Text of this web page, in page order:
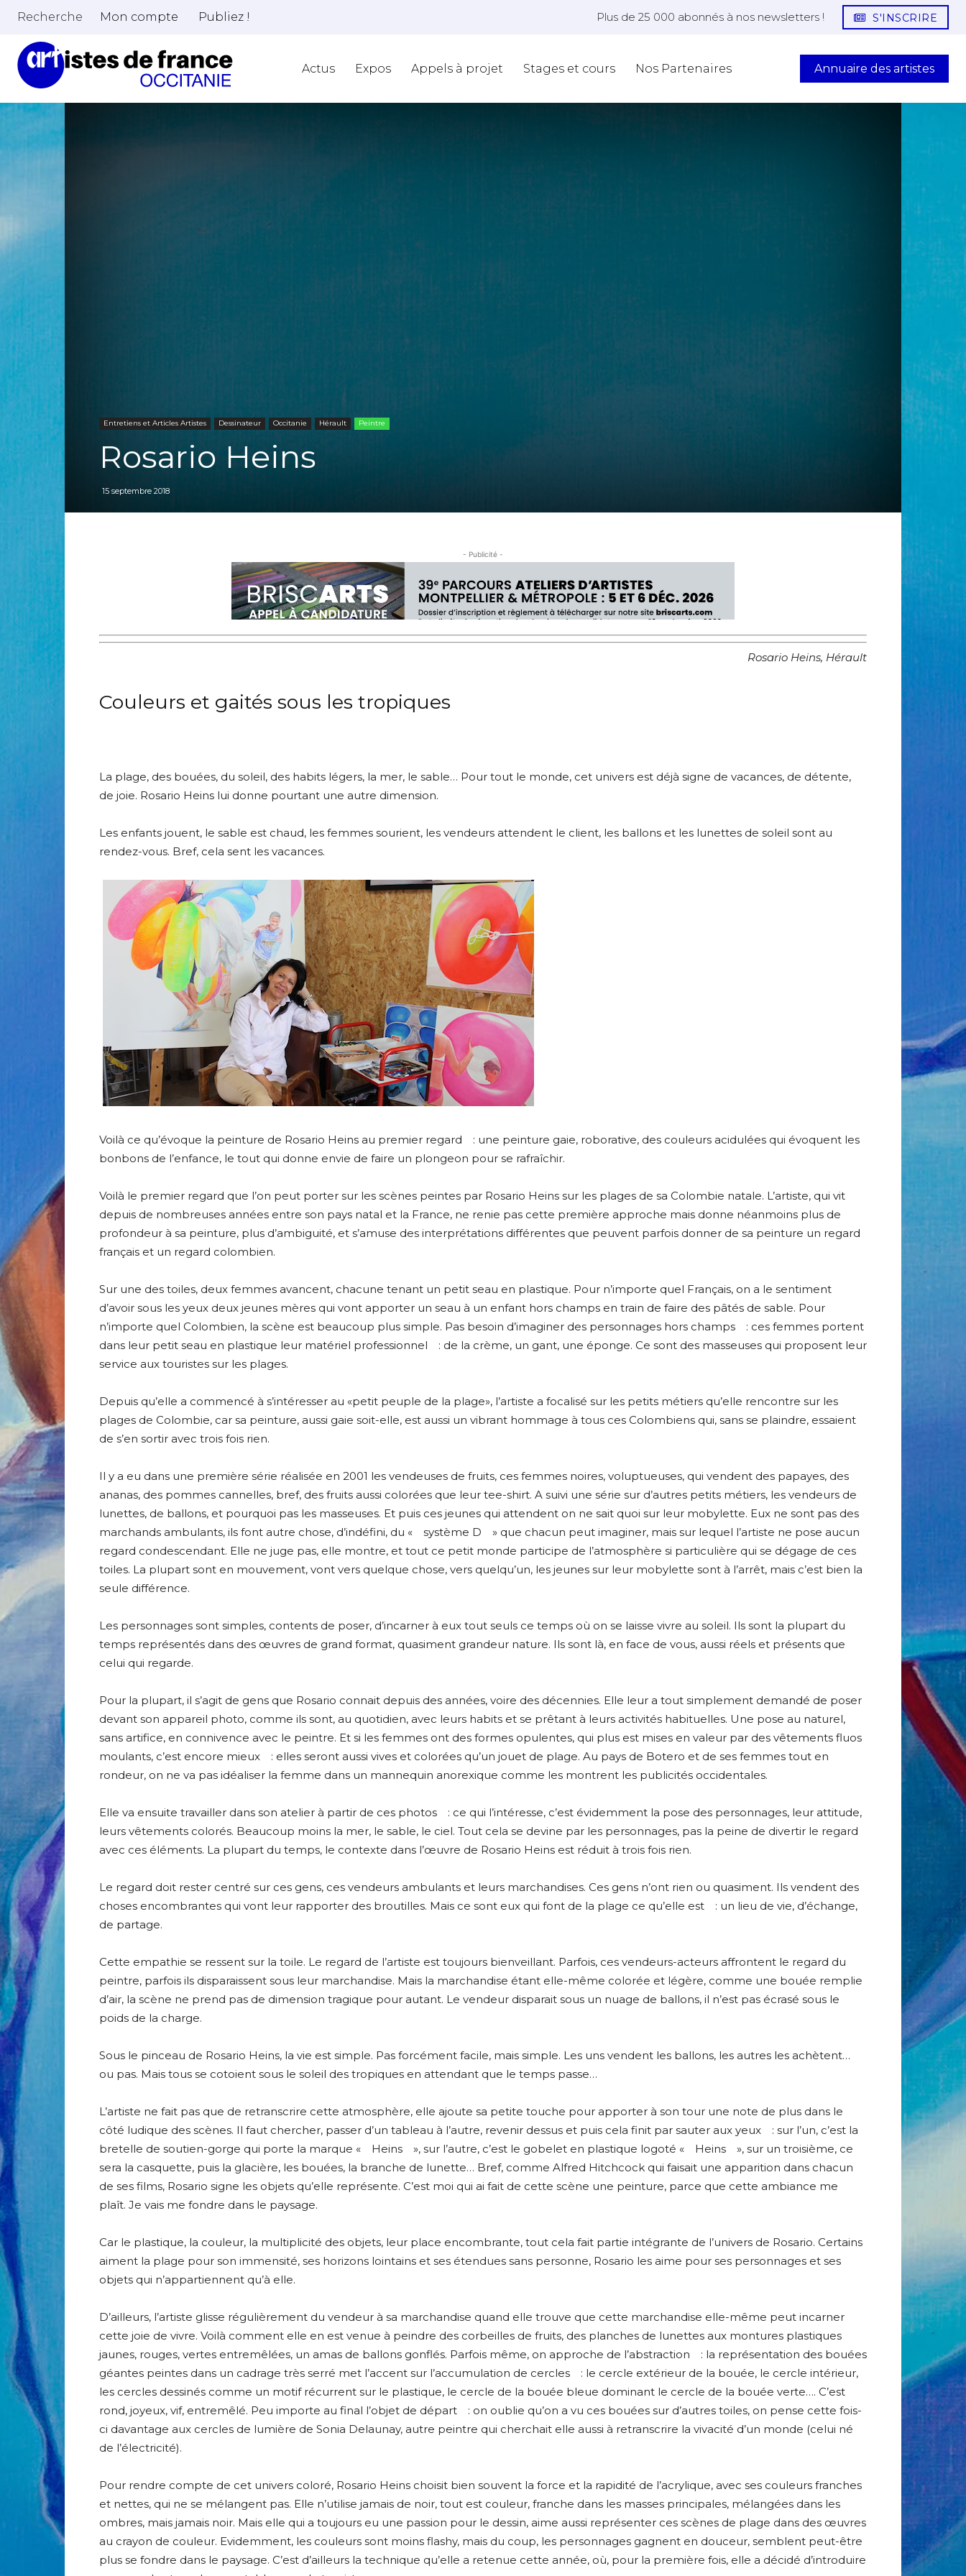
Adresse email*
Nom
Prénom
Statut / Organisation
J'accepte lestermes et conditions
* Champ obligatoire
Adresse email*
Prénom
J'accepte lestermes et conditions
Recherche Mon compte Publiez ! Plus de 25 000 abonnés à nos newsletters ! S'INSCRIRE
Actus Expos Appels à projet Stages et cours Nos Partenaires Annuaire des artistes
Entretiens et Articles Artistes Dessinateur Occitanie Hérault Peintre
Rosario Heins
15 septembre 2018
- Publicité -
Rosario Heins, Hérault
Couleurs et gaités sous les tropiques
La plage, des bouées, du soleil, des habits légers, la mer, le sable… Pour tout le monde, cet univers est déjà signe de vacances, de détente,
de joie. Rosario Heins lui donne pourtant une autre dimension.
Les enfants jouent, le sable est chaud, les femmes sourient, les vendeurs attendent le client, les ballons et les lunettes de soleil sont au
rendez-vous. Bref, cela sent les vacances.
Voilà ce qu’évoque la peinture de Rosario Heins au premier regard : une peinture gaie, roborative, des couleurs acidulées qui évoquent les
bonbons de l’enfance, le tout qui donne envie de faire un plongeon pour se rafraîchir.
Voilà le premier regard que l’on peut porter sur les scènes peintes par Rosario Heins sur les plages de sa Colombie natale. L’artiste, qui vit
depuis de nombreuses années entre son pays natal et la France, ne renie pas cette première approche mais donne néanmoins plus de
profondeur à sa peinture, plus d’ambiguité, et s’amuse des interprétations différentes que peuvent parfois donner de sa peinture un regard
français et un regard colombien.
Sur une des toiles, deux femmes avancent, chacune tenant un petit seau en plastique. Pour n’importe quel Français, on a le sentiment
d’avoir sous les yeux deux jeunes mères qui vont apporter un seau à un enfant hors champs en train de faire des pâtés de sable. Pour
n’importe quel Colombien, la scène est beaucoup plus simple. Pas besoin d’imaginer des personnages hors champs : ces femmes portent
dans leur petit seau en plastique leur matériel professionnel : de la crème, un gant, une éponge. Ce sont des masseuses qui proposent leur
service aux touristes sur les plages.
Depuis qu’elle a commencé à s’intéresser au «petit peuple de la plage», l’artiste a focalisé sur les petits métiers qu’elle rencontre sur les
plages de Colombie, car sa peinture, aussi gaie soit-elle, est aussi un vibrant hommage à tous ces Colombiens qui, sans se plaindre, essaient
de s’en sortir avec trois fois rien.
Il y a eu dans une première série réalisée en 2001 les vendeuses de fruits, ces femmes noires, voluptueuses, qui vendent des papayes, des
ananas, des pommes cannelles, bref, des fruits aussi colorées que leur tee-shirt. A suivi une série sur d’autres petits métiers, les vendeurs de
lunettes, de ballons, et pourquoi pas les masseuses. Et puis ces jeunes qui attendent on ne sait quoi sur leur mobylette. Eux ne sont pas des
marchands ambulants, ils font autre chose, d’indéfini, du « système D » que chacun peut imaginer, mais sur lequel l’artiste ne pose aucun
regard condescendant. Elle ne juge pas, elle montre, et tout ce petit monde participe de l’atmosphère si particulière qui se dégage de ces
toiles. La plupart sont en mouvement, vont vers quelque chose, vers quelqu’un, les jeunes sur leur mobylette sont à l’arrêt, mais c’est bien la
seule différence.
Les personnages sont simples, contents de poser, d’incarner à eux tout seuls ce temps où on se laisse vivre au soleil. Ils sont la plupart du
temps représentés dans des œuvres de grand format, quasiment grandeur nature. Ils sont là, en face de vous, aussi réels et présents que
celui qui regarde.
Pour la plupart, il s’agit de gens que Rosario connait depuis des années, voire des décennies. Elle leur a tout simplement demandé de poser
devant son appareil photo, comme ils sont, au quotidien, avec leurs habits et se prêtant à leurs activités habituelles. Une pose au naturel,
sans artifice, en connivence avec le peintre. Et si les femmes ont des formes opulentes, qui plus est mises en valeur par des vêtements fluos
moulants, c’est encore mieux : elles seront aussi vives et colorées qu’un jouet de plage. Au pays de Botero et de ses femmes tout en
rondeur, on ne va pas idéaliser la femme dans un mannequin anorexique comme les montrent les publicités occidentales.
Elle va ensuite travailler dans son atelier à partir de ces photos
: ce qui l’intéresse, c’est évidemment la pose des personnages, leur attitude,
leurs vêtements colorés. Beaucoup moins la mer, le sable, le ciel. Tout cela se devine par les personnages, pas la peine de divertir le regard
avec ces éléments. La plupart du temps, le contexte dans l’œuvre de Rosario Heins est réduit à trois fois rien.
Le regard doit rester centré sur ces gens, ces vendeurs ambulants et leurs marchandises. Ces gens n’ont rien ou quasiment. Ils vendent des
choses encombrantes qui vont leur rapporter des broutilles. Mais ce sont eux qui font de la plage ce qu’elle est : un lieu de vie, d’échange,
de partage.
Cette empathie se ressent sur la toile. Le regard de l’artiste est toujours bienveillant. Parfois, ces vendeurs-acteurs affrontent le regard du
peintre, parfois ils disparaissent sous leur marchandise. Mais la marchandise étant elle-même colorée et légère, comme une bouée remplie
d’air, la scène ne prend pas de dimension tragique pour autant. Le vendeur disparait sous un nuage de ballons, il n’est pas écrasé sous le
poids de la charge.
Sous le pinceau de Rosario Heins, la vie est simple. Pas forcément facile, mais simple. Les uns vendent les ballons, les autres les achètent…
ou pas. Mais tous se cotoient sous le soleil des tropiques en attendant que le temps passe…
L’artiste ne fait pas que de retranscrire cette atmosphère, elle ajoute sa petite touche pour apporter à son tour une note de plus dans le
côté ludique des scènes. Il faut chercher, passer d’un tableau à l’autre, revenir dessus et puis cela finit par sauter aux yeux : sur l’un, c’est la
bretelle de soutien-gorge qui porte la marque « Heins », sur l’autre, c’est le gobelet en plastique logoté « Heins », sur un troisième, ce
sera la casquette, puis la glacière, les bouées, la branche de lunette… Bref, comme Alfred Hitchcock qui faisait une apparition dans chacun
de ses films, Rosario signe les objets qu’elle représente. C’est moi qui ai fait de cette scène une peinture, parce que cette ambiance me
plaît. Je vais me fondre dans le paysage.
Car le plastique, la couleur, la multiplicité des objets, leur place encombrante, tout cela fait partie intégrante de l’univers de Rosario. Certains
aiment la plage pour son immensité, ses horizons lointains et ses étendues sans personne, Rosario les aime pour ses personnages et ses
objets qui n’appartiennent qu’à elle.
D’ailleurs, l’artiste glisse régulièrement du vendeur à sa marchandise quand elle trouve que cette marchandise elle-même peut incarner
cette joie de vivre. Voilà comment elle en est venue à peindre des corbeilles de fruits, des planches de lunettes aux montures plastiques
jaunes, rouges, vertes entremêlées, un amas de ballons gonflés. Parfois même, on approche de l’abstraction : la représentation des bouées
géantes peintes dans un cadrage très serré met l’accent sur l’accumulation de cercles : le cercle extérieur de la bouée, le cercle intérieur,
les cercles dessinés comme un motif récurrent sur le plastique, le cercle de la bouée bleue dominant le cercle de la bouée verte…. C’est
rond, joyeux, vif, entremêlé. Peu importe au final l’objet de départ : on oublie qu’on a vu ces bouées sur d’autres toiles, on pense cette fois-
ci davantage aux cercles de lumière de Sonia Delaunay, autre peintre qui cherchait elle aussi à retranscrire la vivacité d’un monde (celui né
de l’électricité).
Pour rendre compte de cet univers coloré, Rosario Heins choisit bien souvent la force et la rapidité de l’acrylique, avec ses couleurs franches
et nettes, qui ne se mélangent pas. Elle n’utilise jamais de noir, tout est couleur, franche dans les masses principales, mélangées dans les
ombres, mais jamais noir. Mais elle qui a toujours eu une passion pour le dessin, aime aussi représenter ces scènes de plage dans des œuvres
au crayon de couleur. Evidemment, les couleurs sont moins flashy, mais du coup, les personnages gagnent en douceur, semblent peut-être
plus se fondre dans le paysage. C’est d’ailleurs la technique qu’elle a retenue cette année, où, pour la première fois, elle a décidé d’introduire